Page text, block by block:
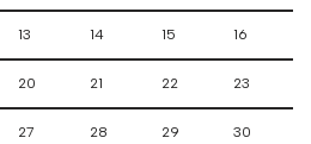
13 14 15 16
20 21 22 23
27 28 29 30